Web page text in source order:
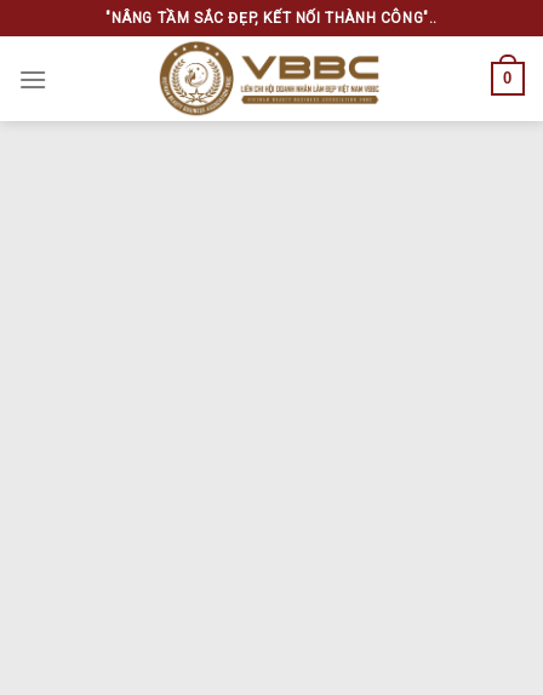
to
content
"NÂNG TẦM SẮC ĐẸP, KẾT NỐI THÀNH CÔNG"..
0